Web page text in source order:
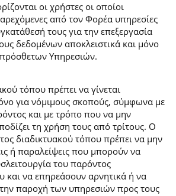
οι χρήστες οι οποίοι
από τον Φορέα υπηρεσίες
τους για την επεξεργασία
δεδομένων αποκλειστικά και μόνο
Υπηρεσιών.
τόπου πρέπει να γίνεται
για νόμιμους σκοπούς, σύμφωνα με
και με τρόπο που να μην
τη χρήση τους από τρίτους. Ο
διαδικτυακού τόπου πρέπει να μην
ή παραλείψεις που μπορούν να
του παρόντος
και να επηρεάσουν αρνητικά ή να
παροχή των υπηρεσιών προς τους